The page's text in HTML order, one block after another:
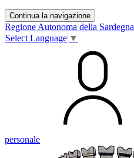
Continua la navigazione
Regione Autonoma della Sardegna
Select Language ▼
personale